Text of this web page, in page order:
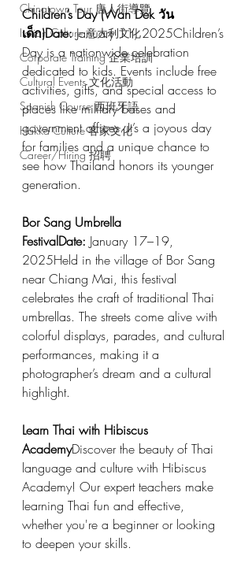
Chinatown Tour 唐人街導覽
Italian Culture 意大利文化
Corporate Training 企業培訓
Cultural Events 文化活動
Spanish Course 西班牙語
Hakka Culture 客家文化
Career/Hiring 招聘
Children’s Day (Wan Dek วัน
เด็ก)Date: January 11, 2025Children’s
Day is a nationwide celebration
dedicated to kids. Events include free
activities, gifts, and special access to
places like military bases and
government offices. It’s a joyous day
for families and a unique chance to
see how Thailand honors its younger
generation.
Bor Sang Umbrella
FestivalDate: January 17–19,
2025Held in the village of Bor Sang
near Chiang Mai, this festival
celebrates the craft of traditional Thai
umbrellas. The streets come alive with
colorful displays, parades, and cultural
performances, making it a
photographer’s dream and a cultural
highlight.
Learn Thai with Hibiscus
AcademyDiscover the beauty of Thai
language and culture with Hibiscus
Academy! Our expert teachers make
learning Thai fun and effective,
whether you're a beginner or looking
to deepen your skills.